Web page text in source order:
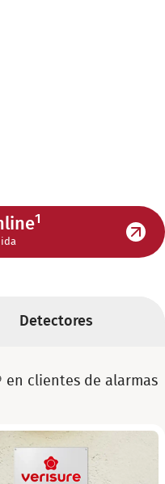
1
Detectores
en clientes de alarmas